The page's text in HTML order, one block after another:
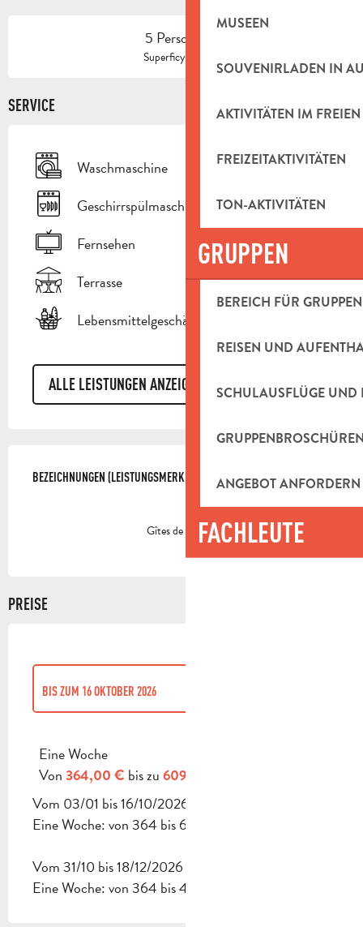
MUSEEN
SOUVENIRLADEN IN
AKTIVITÄTEN IM FREIEN
FREIZEITAKTIVITÄTEN
TON-AKTIVITÄTEN
GRUPPEN
BEREICH FÜR GRUPPEN
REISEN UND
SCHULAUSFLÜGE UND
ANGEBOT ANFORDERN
FACHLEUTE
5 Person(en)
Superficy : 91 m
SERVICE
Waschmaschine
Geschirrspülmaschine
Fernsehen
Terrasse
Lebensmittelgeschäft
ALLE LEISTUNGEN ANZEIGEN
BEZEICHNUNGEN (LEISTUNGSMERKMALE)
BEZEICHNUNGEN (LEISTUNGSMERKMALE)
Gîtes de France
PREISE
BIS ZUM 16 OKTOBER 2026
Eine Woche
Von 364,00 € bis zu 609,00 €
Vom 03/01 bis 16/10/2026
Eine Woche: von 364 bis 609 €.
Vom 31/10 bis 18/12/2026
Eine Woche: von 364 bis 420 €.